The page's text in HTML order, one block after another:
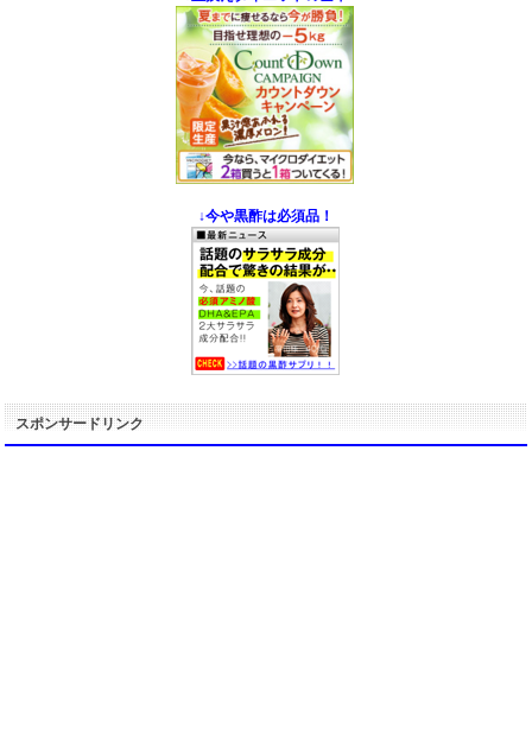
↓今や黒酢は必須品！
スポンサードリンク